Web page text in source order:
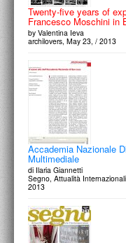
Twenty-five years of
Francesco Moschini in
by Valentina Ieva
archilovers, May 23, / 2013
Accademia Nazionale
Multimediale
di Ilaria Giannetti
Segno, Attualità
2013